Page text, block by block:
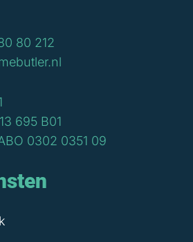
80 212
695 B01
0302 0351 09